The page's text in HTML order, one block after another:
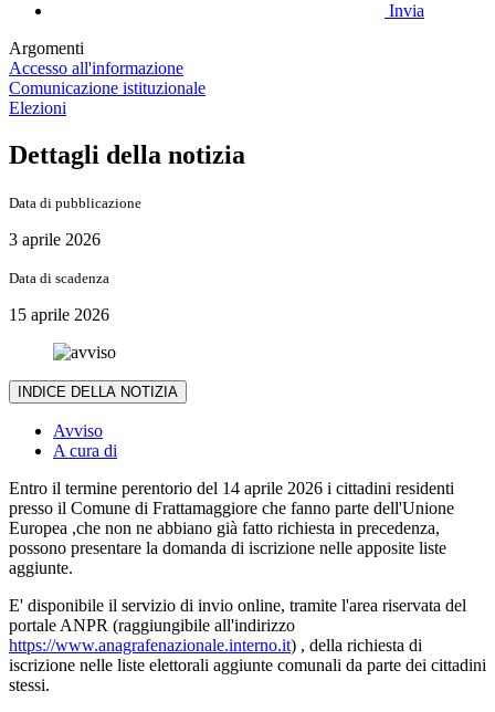
Invia
Argomenti
Accesso all'informazione
Comunicazione istituzionale
Elezioni
Dettagli della notizia
Data di pubblicazione
3 aprile 2026
Data di scadenza
15 aprile 2026
INDICE DELLA NOTIZIA
Avviso
A cura di
Entro il termine perentorio del 14 aprile 2026 i cittadini residenti
presso il Comune di Frattamaggiore che fanno parte dell'Unione
Europea ,che non ne abbiano già fatto richiesta in precedenza,
possono presentare la domanda di iscrizione nelle apposite liste
aggiunte.
E' disponibile il servizio di invio online, tramite l'area riservata del
portale ANPR (raggiungibile all'indirizzo
https://www.anagrafenazionale.interno.it) , della richiesta di
iscrizione nelle liste elettorali aggiunte comunali da parte dei cittadini
stessi.